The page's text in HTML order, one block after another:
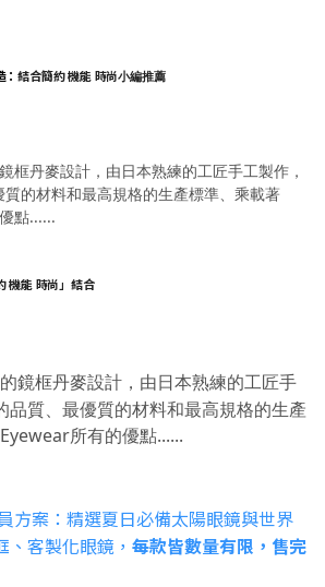
：結合簡約 機能 時尚小編推薦
框丹麥設計，由日本熟練的工匠手工製作，
質的材料和最高規格的生產標準、乘載著
點......
機能 時尚」結合
鏡框丹麥設計，由日本熟練的工匠手
品質、最優質的材料和最高規格的生產
所有的優點......
方案：精選夏日必備太陽眼鏡與世界
客製化眼鏡， 每款皆數量有限，售完